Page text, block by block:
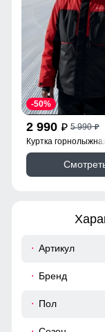
2 990 p 5 990p
-50%
Куртка
Артикул
Бренд
Пол